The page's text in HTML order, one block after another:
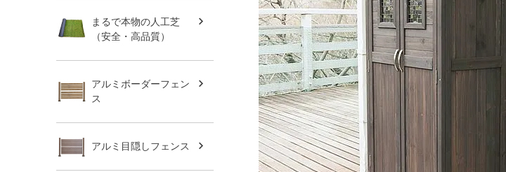
まるで本物の人工芝
（安全・高品質）
アルミボーダーフェン
ス
アルミ目隠しフェンス